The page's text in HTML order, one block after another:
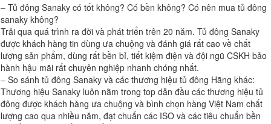
– Tủ đông Sanaky có tốt không? Có bền không? Có nên mua tủ đông
sanaky không?
Trải qua quá trình ra đời và phát triển trên 20 năm. Tủ đông Sanaky
được khách hàng tin dùng ưa chuộng và đánh giá rất cao về chất
lượng sản phẩm, dùng rất bền bỉ, tiết kiệm điện và đội ngũ CSKH bảo
hành hậu mãi rất chuyên nghiệp nhanh chóng nhất.
– So sánh tủ đông Sanaky và các thương hiệu tủ đông Hãng khác:
Thương hiệu Sanaky luôn nằm trong top dẫn đầu các thương hiệu tủ
đông được khách hàng ưa chuộng và bình chọn hàng Việt Nam chất
lượng cao qua nhiều năm, đạt chuẩn các ISO và các tiêu chuẩn bền